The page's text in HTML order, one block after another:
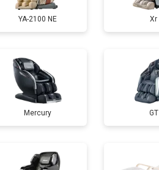
4400 ₽ Заказать
6200 ₽ Заказать
3500 ₽ Заказать
4100 ₽
YA-2100 NE Xr
Mercury GT